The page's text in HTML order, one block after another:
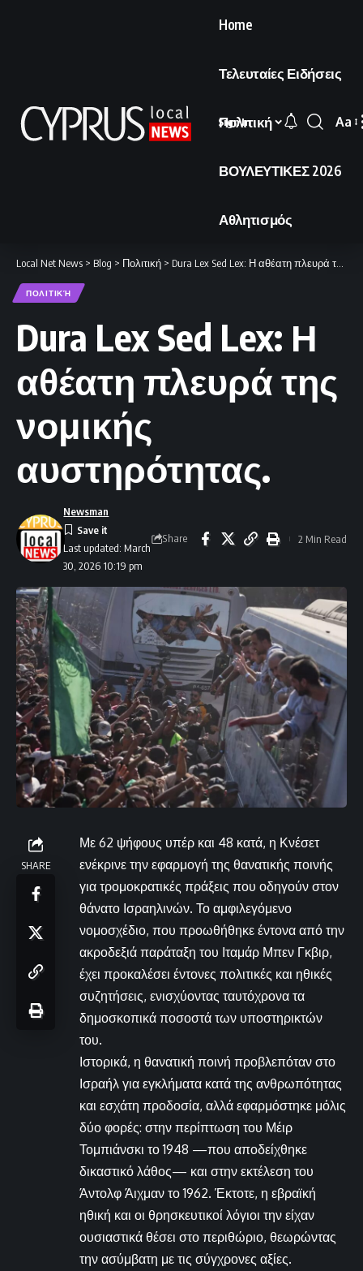
Home
Τελευταίες Ειδήσεις
Πολιτική
ΒΟΥΛΕΥΤΙΚΕΣ 2026
Αθλητισμός
Sign In
Font
Aa
Local Net News > Blog > Πολιτική > Dura Lex Sed Lex: Η αθέατη πλευρά της νομικής αυστηρότητας.
ΠΟΛΙΤΙΚΉ
Dura Lex Sed Lex: Η
αθέατη πλευρά της
νομικής
αυστηρότητας.
Last updated: March
30, 2026 10:19 pm
Newsman
Share 2 Min Read
SHARE
Με 62 ψήφους υπέρ και 48 κατά, η Κνέσετ
ενέκρινε την εφαρμογή της θανατικής ποινής
για τρομοκρατικές πράξεις που οδηγούν στον
θάνατο Ισραηλινών. Το αμφιλεγόμενο
νομοσχέδιο, που προωθήθηκε έντονα από την
ακροδεξιά παράταξη του Ιταμάρ Μπεν Γκβιρ,
έχει προκαλέσει έντονες πολιτικές και ηθικές
συζητήσεις, ενισχύοντας ταυτόχρονα τα
δημοσκοπικά ποσοστά των υποστηρικτών
του.
Ιστορικά, η θανατική ποινή προβλεπόταν στο
Ισραήλ για εγκλήματα κατά της ανθρωπότητας
και εσχάτη προδοσία, αλλά εφαρμόστηκε μόλις
δύο φορές: στην περίπτωση του Μέιρ
Τομπιάνσκι το 1948 —που αποδείχθηκε
δικαστικό λάθος— και στην εκτέλεση του
Άντολφ Άιχμαν το 1962. Έκτοτε, η εβραϊκή
ηθική και οι θρησκευτικοί λόγιοι την είχαν
ουσιαστικά θέσει στο περιθώριο, θεωρώντας
την ασύμβατη με τις σύγχρονες αξίες.